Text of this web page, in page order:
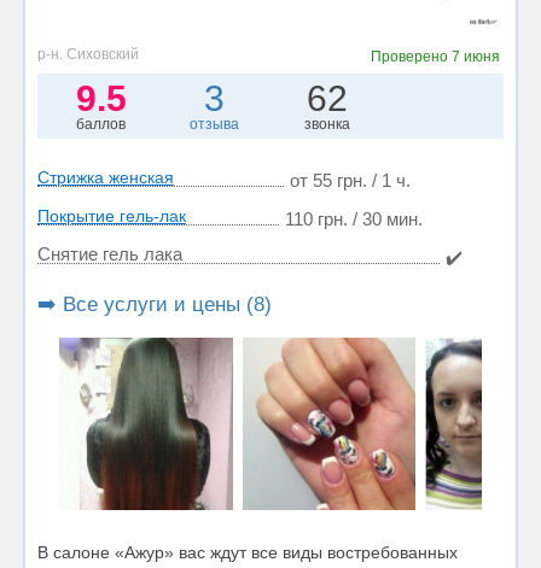
р-н. Сиховский Проверено 7 июня
9.5
баллов
3
отзыва
62
звонка
Стрижка женская от 55 грн. / 1 ч.
Покрытие гель-лак
110 грн. / 30 мин.
Снятие гель лака
✔️
➡️ Все услуги и цены (8)
В салоне «Ажур» вас ждут все виды востребованных